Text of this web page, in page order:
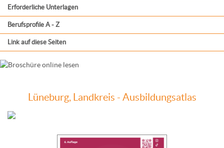
Erforderliche Unterlagen
Berufsprofile A - Z
Link auf diese Seiten
Lüneburg, Landkreis - Ausbildungsatlas